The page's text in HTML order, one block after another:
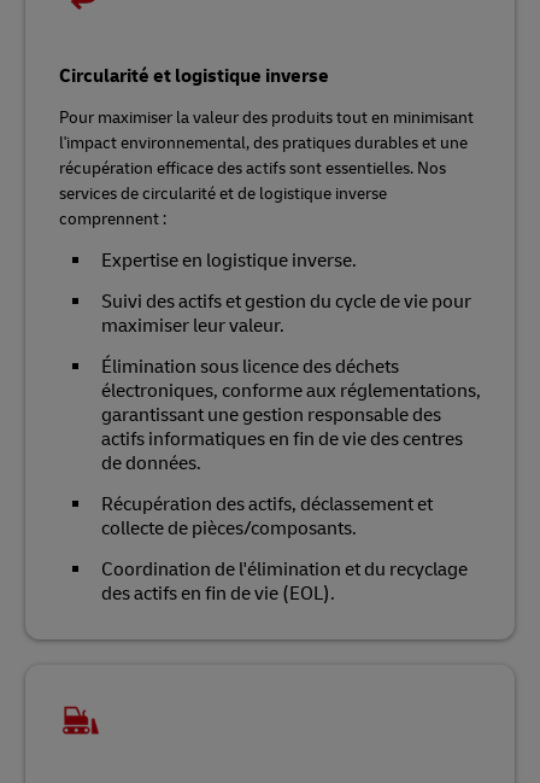
Circularité et logistique inverse
Pour maximiser la valeur des produits tout en minimisant
l'impact environnemental, des pratiques durables et une
récupération efficace des actifs sont essentielles. Nos
services de circularité et de logistique inverse
comprennent :
Expertise en logistique inverse.
Suivi des actifs et gestion du cycle de vie pour
maximiser leur valeur.
Élimination sous licence des déchets
électroniques, conforme aux réglementations,
garantissant une gestion responsable des
actifs informatiques en fin de vie des centres
de données.
Récupération des actifs, déclassement et
collecte de pièces/composants.
Coordination de l'élimination et du recyclage
des actifs en fin de vie (EOL).